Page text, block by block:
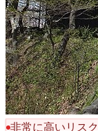
非常に高いリスク